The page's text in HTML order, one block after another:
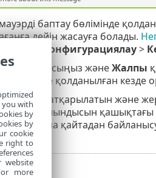
баптау бөлімінде
дейін жасауға болады.
Конфигурациялау>
басыңыз жәнеЖалпы
ереже қолданылған
атқарылатын және
қойындысын қашықтағы
қайтадан
you with
by
by
cookie
right to
website
more